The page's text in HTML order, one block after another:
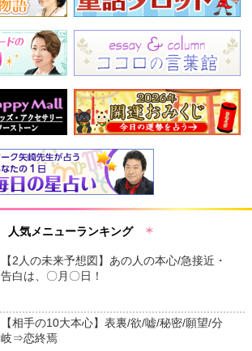
人気メニューランキング
【2人の未来予想図】あの人の本心/急接近・
告白は、〇月〇日！
【相手の10大本心】表裏/欲/嘘/秘密/願望/分
岐⇒恋終焉